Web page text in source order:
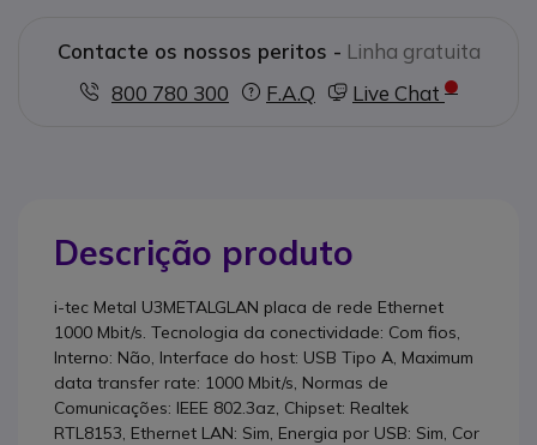
Contacte os nossos peritos - Linha gratuita
800 780 300
F.A.Q Live Chat
Descrição produto
i-tec Metal U3METALGLAN placa de rede Ethernet
1000 Mbit/s. Tecnologia da conectividade: Com fios,
Interno: Não, Interface do host: USB Tipo A, Maximum
data transfer rate: 1000 Mbit/s, Normas de
Comunicações: IEEE 802.3az, Chipset: Realtek
RTL8153, Ethernet LAN: Sim, Energia por USB: Sim, Cor